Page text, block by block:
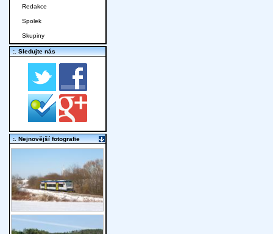
Redakce
Spolek
Skupiny
:. Sledujte nás
:. Nejnovější fotografie